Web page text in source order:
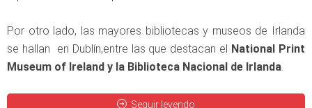
Por otro lado, las mayores bibliotecas y museos de Irlanda
se hallan en Dublín,entre las que destacan el
National Print
Museum of Ireland y la Biblioteca Nacional de Irlanda.
Seguir leyendo